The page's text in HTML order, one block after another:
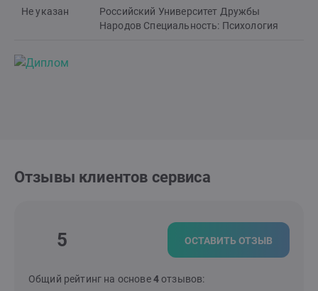
Не указан
Российский Университет Дружбы
Народов Специальность: Психология
Отзывы клиентов сервиса
5 ОСТАВИТЬ ОТЗЫВ
Общий рейтинг на основе4отзывов: